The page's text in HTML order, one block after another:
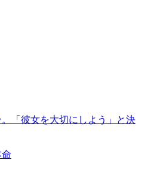
「彼女を大切にしよう」と決